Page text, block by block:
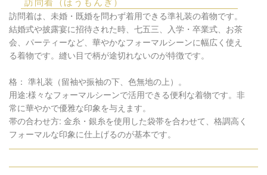
訪問着は、未婚・既婚を問わず着用できる準礼装の着物です。
結婚式や披露宴に招待された時、七五三、入学・卒業式、お茶
会、パーティーなど、華やかなフォーマルシーンに幅広く使え
る着物です。縫い目で柄が途切れないのが特徴です。
格： 準礼装（留袖や振袖の下、色無地の上）。
用途:様々なフォーマルシーンで活用できる便利な着物です。非
常に華やかで優雅な印象を与えます。
帯の合わせ方: 金糸・銀糸を使用した袋帯を合わせて、格調高く
フォーマルな印象に仕上げるのが基本です。